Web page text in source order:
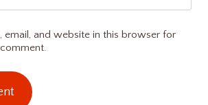
email, and website in this browser for